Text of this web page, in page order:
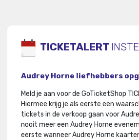
TICKETALERT
Audrey Horne liefhebbers
Meld je aan voor de GoTicketShop
Hiermee krijg je als eerste een
tickets in de verkoop gaan voor
nooit meer een Audrey Horne
eerste wanneer Audrey Horne